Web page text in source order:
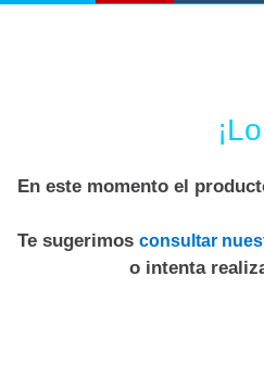
En este momento el
Te sugerimos consultar
o intenta